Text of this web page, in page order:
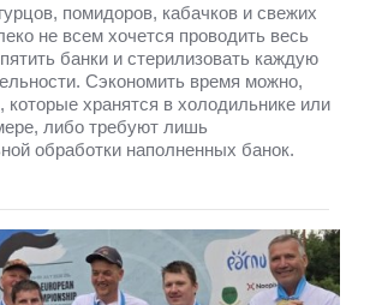
помидоров, кабачков и свежих
не всем хочется проводить весь
банки и стерилизовать каждую
Сэкономить время можно,
хранятся в холодильнике или
либо требуют лишь
обработки наполненных банок.